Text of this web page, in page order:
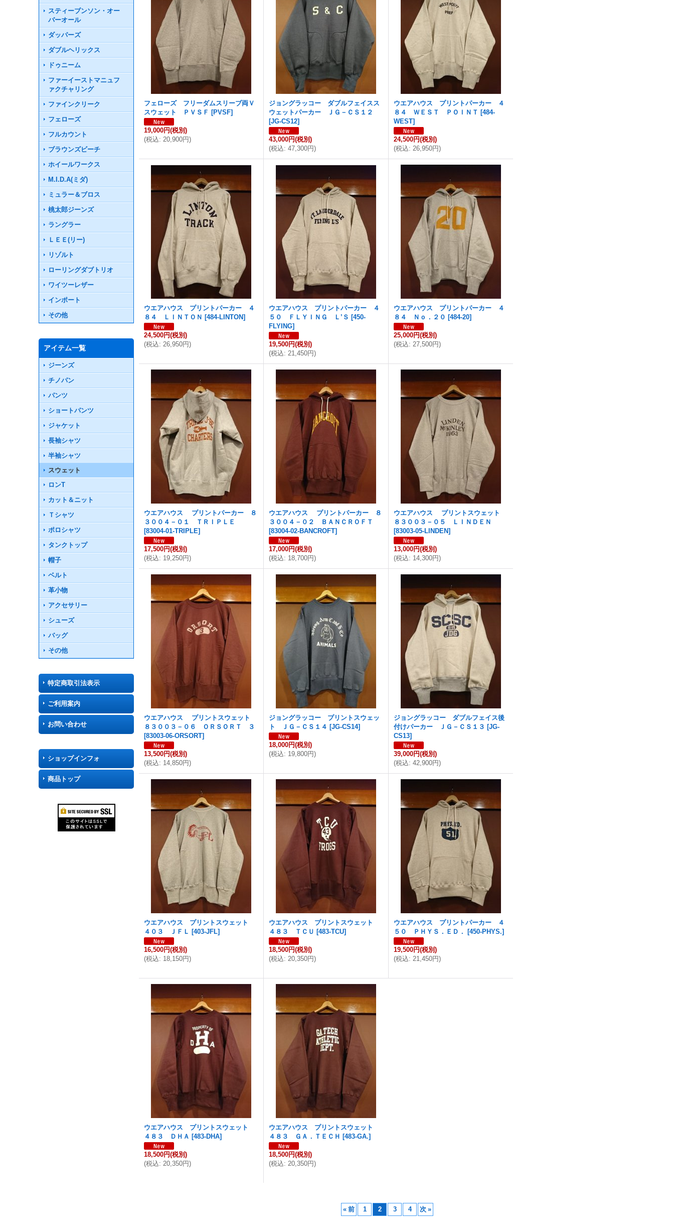
スティーブンソン・オー
バーオール
ダッパーズ
ダブルヘリックス
ドゥニーム
ファーイーストマニュフ
ァクチャリング
ファインクリーク
フェローズ
フルカウント
ブラウンズビーチ
ホイールワークス
M.I.D.A(ミダ)
ミュラー＆ブロス
桃太郎ジーンズ
ラングラー
ＬＥＥ(リー)
リゾルト
ローリングダブトリオ
ワイツーレザー
インポート
その他
アイテム一覧
ジーンズ
チノパン
パンツ
ショートパンツ
ジャケット
長袖シャツ
半袖シャツ
スウェット
ロンT
カット＆ニット
Ｔシャツ
ポロシャツ
タンクトップ
帽子
ベルト
革小物
アクセサリー
シューズ
バッグ
その他
特定商取引法表示
ご利用案内
お問い合わせ
ショップインフォ
商品トップ
フェローズ フリーダムスリーブ両Ｖ
スウェット ＰＶＳＦ [PVSF]
19,000円(税別)
(税込: 20,900円)
ジョングラッコー ダブルフェイスス
ウェットパーカー ＪＧ－ＣＳ１２
[JG-CS12]
43,000円(税別)
(税込: 47,300円)
ウエアハウス プリントパーカー ４
８４ ＷＥＳＴ ＰＯＩＮＴ [484-
WEST]
24,500円(税別)
(税込: 26,950円)
ウエアハウス プリントパーカー ４
８４ ＬＩＮＴＯＮ [484-LINTON]
24,500円(税別)
(税込: 26,950円)
ウエアハウス プリントパーカー ４
５０ ＦＬＹＩＮＧ Ｌ’Ｓ [450-
FLYING]
19,500円(税別)
(税込: 21,450円)
ウエアハウス プリントパーカー ４
８４ Ｎｏ．２０ [484-20]
25,000円(税別)
(税込: 27,500円)
ウエアハウス プリントパーカー ８
３００４－０１ ＴＲＩＰＬＥ
[83004-01-TRIPLE]
17,500円(税別)
(税込: 19,250円)
ウエアハウス プリントパーカー ８
３００４－０２ ＢＡＮＣＲＯＦＴ
[83004-02-BANCROFT]
17,000円(税別)
(税込: 18,700円)
ウエアハウス プリントスウェット
８３００３－０５ ＬＩＮＤＥＮ
[83003-05-LINDEN]
13,000円(税別)
(税込: 14,300円)
ウエアハウス プリントスウェット
８３００３－０６ ＯＲＳＯＲＴ ３
[83003-06-ORSORT]
13,500円(税別)
(税込: 14,850円)
ジョングラッコー プリントスウェッ
ト ＪＧ－ＣＳ１４ [JG-CS14]
18,000円(税別)
(税込: 19,800円)
ジョングラッコー ダブルフェイス後
付けパーカー ＪＧ－ＣＳ１３ [JG-
CS13]
39,000円(税別)
(税込: 42,900円)
ウエアハウス プリントスウェット
４０３ ＪＦＬ [403-JFL]
16,500円(税別)
(税込: 18,150円)
ウエアハウス プリントスウェット
４８３ ＴＣＵ [483-TCU]
18,500円(税別)
(税込: 20,350円)
ウエアハウス プリントパーカー ４
５０ ＰＨＹＳ．ＥＤ．
[450-PHYS.]
19,500円(税別)
(税込: 21,450円)
ウエアハウス プリントスウェット
４８３ ＤＨＡ [483-DHA]
18,500円(税別)
(税込: 20,350円)
ウエアハウス プリントスウェット
４８３ ＧＡ．ＴＥＣＨ [483-GA.]
18,500円(税別)
(税込: 20,350円)
« 前 1 2 3 4 次 »